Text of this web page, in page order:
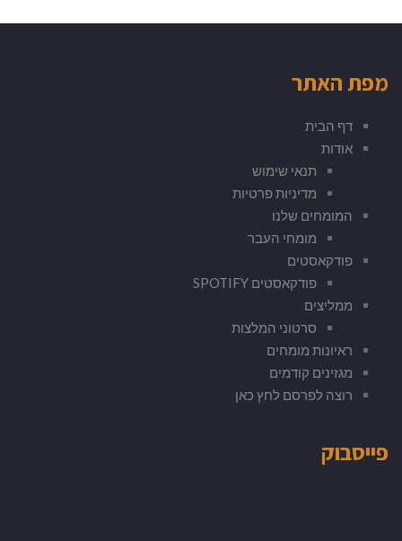
מפת האתר
דף הבית
אודות
תנאי שימוש
מדיניות פרטיות
המומחים שלנו
מומחי העבר
פודקאסטים
פודקאסטים SPOTIFY
ממליצים
סרטוני המלצות
ראיונות מומחים
מגזינים קודמים
רוצה לפרסם לחץ כאן
פייסבוק